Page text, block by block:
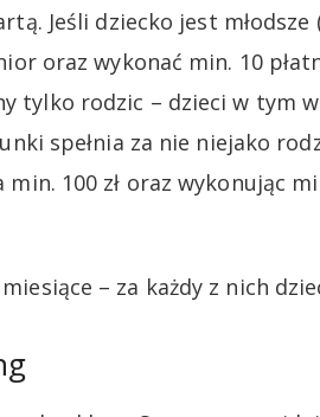
Jeśli dziecko jest
oraz wykonać min. 10
tylko rodzic – dzieci w tym
spełnia za nie niejako
100 zł oraz wykonując
– za każdy z nich